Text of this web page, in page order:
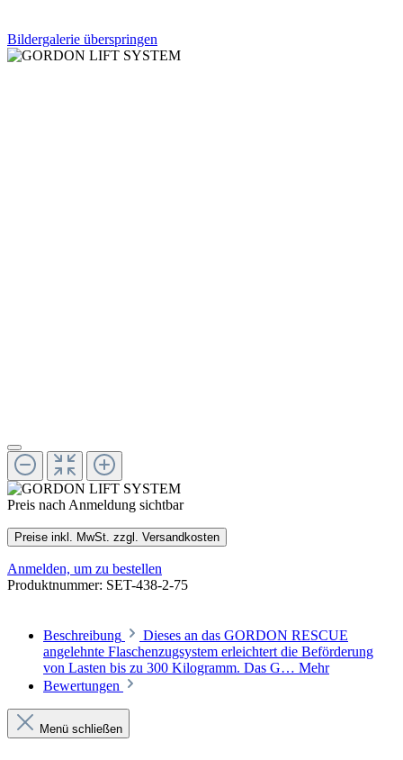
Bildergalerie überspringen
Preis nach Anmeldung sichtbar
Preise inkl. MwSt. zzgl. Versandkosten
Anmelden, um zu bestellen
Produktnummer: SET-438-2-75
Beschreibung
Dieses an das GORDON RESCUE
angelehnte Flaschenzugsystem erleichtert die Beförderung
von Lasten bis zu 300 Kilogramm. Das G… Mehr
Bewertungen
Menü schließen